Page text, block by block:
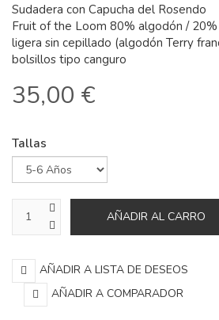
Sudadera con Capucha del Rosendo
Fruit of the Loom 80% algodón /
ligera sin cepillado (algodón Terry
bolsillos tipo canguro
35,00 €
Tallas
AÑADIR A LISTA DE DESEOS
AÑADIR A COMPARADOR